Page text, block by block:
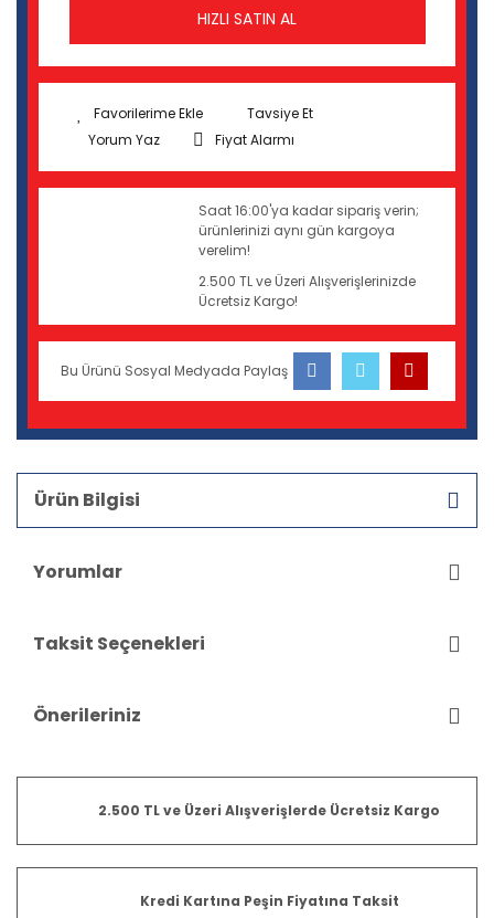
HIZLI SATIN AL
Tavsiye Et
Yorum Yaz
Fiyat Alarmı
Saat 16:00'ya kadar sipariş verin;
ürünlerinizi aynı gün kargoya
verelim!
2.500 TL ve Üzeri Alışverişlerinizde
Ücretsiz Kargo!
Bu Ürünü Sosyal Medyada Paylaş
Ürün Bilgisi
Yorumlar
Taksit Seçenekleri
Önerileriniz
2.500 TL ve Üzeri Alışverişlerde Ücretsiz Kargo
Kredi Kartına Peşin Fiyatına Taksit